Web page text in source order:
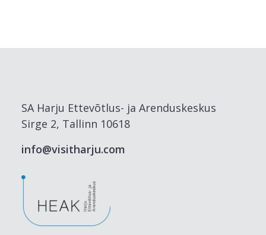
SA Harju Ettevõtlus- ja Arenduskeskus
Sirge 2, Tallinn 10618
info@visitharju.com